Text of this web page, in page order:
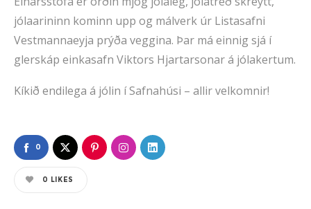
jólaarininn kominn upp og málverk úr Listasafni
Vestmannaeyja prýða veggina. Þar má einnig sjá í
glerskáp einkasafn Viktors Hjartarsonar á jólakertum.
Kíkið endilega á jólin í Safnahúsi – allir velkomnir!
0
0 LIKES